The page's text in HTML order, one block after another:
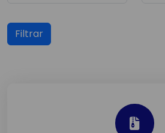
Filtrar